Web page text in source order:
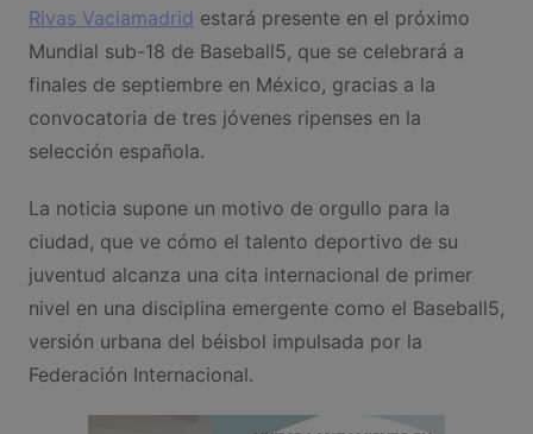
Rivas Vaciamadrid estará presente en el próximo
Mundial sub-18 de Baseball5, que se celebrará a
finales de septiembre en México, gracias a la
convocatoria de tres jóvenes ripenses en la
selección española.
La noticia supone un motivo de orgullo para la
ciudad, que ve cómo el talento deportivo de su
juventud alcanza una cita internacional de primer
nivel en una disciplina emergente como el Baseball5,
versión urbana del béisbol impulsada por la
Federación Internacional.